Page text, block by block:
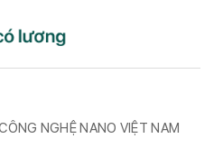
NGHỆ NANO VIỆT NAM